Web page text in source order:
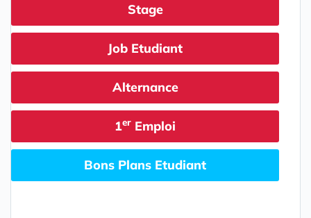
Stage
Job Etudiant
Alternance
1er Emploi
Bons Plans Etudiant